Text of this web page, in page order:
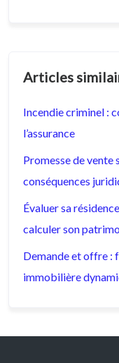
Articles
Incendie criminel :
l’assurance
Promesse de vente
conséquences
Évaluer sa
calculer son
Demande et offre :
immobilière